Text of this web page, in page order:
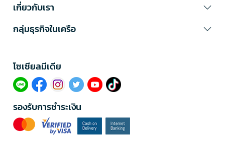
เกี่ยวกับเรา
กลุ่มธุรกิจในเครือ
โซเซียลมีเดีย​
รองรับการชำระเงิน